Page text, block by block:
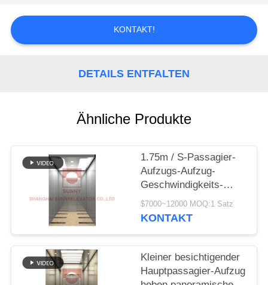
FORDERN
PRIVACY
POLICY
KONTAKT!
DETAILS ENTFALTEN
Ähnliche Produkte
1.75m / S-Passagier-
Aufzugs-Aufzug-
Geschwindigkeits-
Antriebs-Platz-Modell
System
$7000~12000 MOQ:1 Satz
KONTAKT
Kleiner besichtigender
Hauptpassagier-Aufzug